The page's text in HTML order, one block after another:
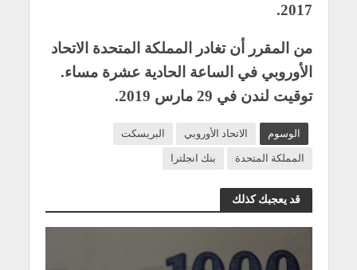
2017.
من المقرر أن تغادر المملكة المتحدة الاتحاد
الأوروبي في الساعة الحادية عشرة مساء.
توقيت لندن في 29 مارس 2019.
الوسوم الاتحاد الأوروبي
البريسكت
المملكة المتحدة
بنك انجلترا
قد يعجبك كذلك